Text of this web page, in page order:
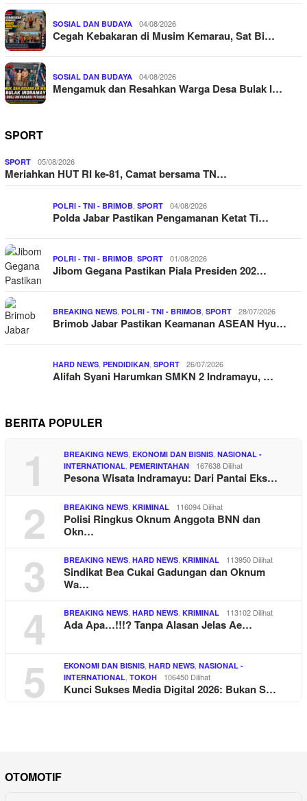
SOSIAL DAN BUDAYA 04/08/2026
Cegah Kebakaran di Musim Kemarau, Sat Bi…
SOSIAL DAN BUDAYA 04/08/2026
Mengamuk dan Resahkan Warga Desa Bulak I…
SPORT
SPORT 05/08/2026
Meriahkan HUT RI ke-81, Camat bersama TN…
POLRI - TNI - BRIMOB SPORT 04/08/2026
Polda Jabar Pastikan Pengamanan Ketat Ti…
POLRI - TNI - BRIMOB SPORT 01/08/2026
Jibom Gegana Pastikan Piala Presiden 202…
BREAKING NEWS POLRI - TNI - BRIMOB SPORT 28/07/2026
Brimob Jabar Pastikan Keamanan ASEAN Hyu…
HARD NEWS PENDIDIKAN SPORT 26/07/2026
Alifah Syani Harumkan SMKN 2 Indramayu, …
BERITA POPULER
1 BREAKING NEWS EKONOMI DAN BISNIS NASIONAL -
INTERNATIONAL PEMERINTAHAN 167638 Dilihat
Pesona Wisata Indramayu: Dari Pantai Eks…
2 BREAKING NEWS KRIMINAL 116094 Dilihat
Polisi Ringkus Oknum Anggota BNN dan
Okn…
3 BREAKING NEWS HARD NEWS KRIMINAL 113950 Dilihat
Sindikat Bea Cukai Gadungan dan Oknum
Wa…
4 BREAKING NEWS HARD NEWS KRIMINAL 113102 Dilihat
Ada Apa…!!!? Tanpa Alasan Jelas Ae…
5 EKONOMI DAN BISNIS HARD NEWS NASIONAL -
INTERNATIONAL TOKOH 106450 Dilihat
Kunci Sukses Media Digital 2026: Bukan S…
OTOMOTIF